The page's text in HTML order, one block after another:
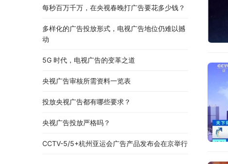
每秒百万千万，在央视春晚打广告要花多少钱？
多样化的广告投放形式，电视广告地位仍难以撼
动
5G 时代，电视广告的变革之道
央视广告审核所需资料一览表
投放央视广告都有哪些要求？
央视广告投放严格吗？
CCTV-5/5+杭州亚运会广告产品发布会在京举行